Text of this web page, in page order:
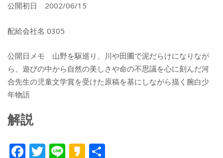
公開初日 2002/06/15
配給会社名 0305
公開日メモ 山野を駆巡り、川や田圃で泥だらけになりなが
ら、遊びの中から自然の美しさや命の不思議を心に刻んだ河
合先生の児童文学賞を受けた原稿を基にしながら描く腕白少
年物語
解説
F T Li K